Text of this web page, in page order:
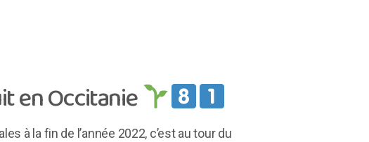
en Occitanie
à la fin de l’année 2022, c’est au tour du